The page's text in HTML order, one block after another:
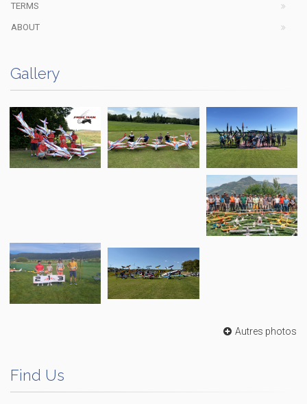
TERMS
ABOUT
Gallery
Autres photos
Find Us